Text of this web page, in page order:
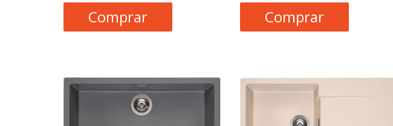
Comprar Comprar